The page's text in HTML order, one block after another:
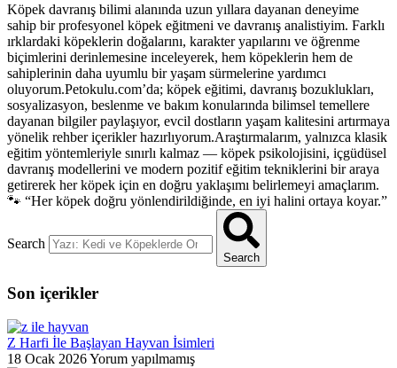
Köpek davranış bilimi alanında uzun yıllara dayanan deneyime
sahip bir profesyonel köpek eğitmeni ve davranış analistiyim. Farklı
ırklardaki köpeklerin doğalarını, karakter yapılarını ve öğrenme
biçimlerini derinlemesine inceleyerek, hem köpeklerin hem de
sahiplerinin daha uyumlu bir yaşam sürmelerine yardımcı
oluyorum.Petokulu.com’da; köpek eğitimi, davranış bozuklukları,
sosyalizasyon, beslenme ve bakım konularında bilimsel temellere
dayanan bilgiler paylaşıyor, evcil dostların yaşam kalitesini artırmaya
yönelik rehber içerikler hazırlıyorum.Araştırmalarım, yalnızca klasik
eğitim yöntemleriyle sınırlı kalmaz — köpek psikolojisini, içgüdüsel
davranış modellerini ve modern pozitif eğitim tekniklerini bir araya
getirerek her köpek için en doğru yaklaşımı belirlemeyi amaçlarım.
🐾 “Her köpek doğru yönlendirildiğinde, en iyi halini ortaya koyar.”
Search
Search
Son içerikler
Z Harfi İle Başlayan Hayvan İsimleri
18 Ocak 2026Yorum yapılmamış